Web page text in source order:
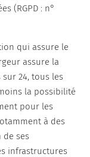
(RGPD : n°
qui assure le
assure la
24, tous les
la possibilité
pour les
à des
de ses
infrastructures